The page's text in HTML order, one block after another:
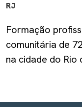
RJ
Formação
comunitária de
na cidade do Rio